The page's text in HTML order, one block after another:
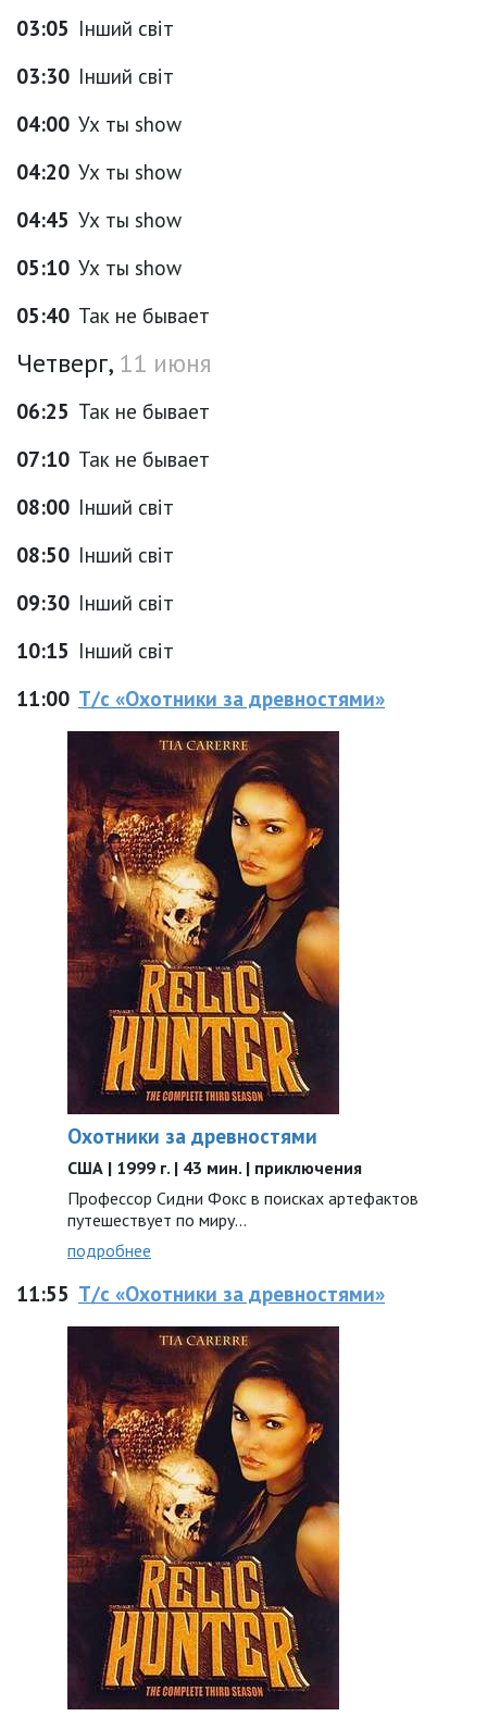
03:05 Інший світ
03:30 Інший світ
04:00 Ух ты show
04:20 Ух ты show
04:45 Ух ты show
05:10 Ух ты show
05:40 Так не бывает
Четверг, 11 июня
06:25 Так не бывает
07:10 Так не бывает
08:00 Інший світ
08:50 Інший світ
09:30 Інший світ
10:15 Інший світ
11:00 Т/с «Охотники за древностями»
Охотники за древностями
США | 1999 г. | 43 мин. | приключения
Профессор Сидни Фокс в поисках артефактов
путешествует по миру...
подробнее
11:55 Т/с «Охотники за древностями»